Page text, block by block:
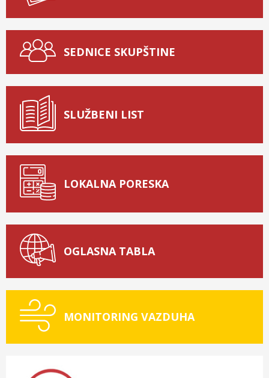
SEDNICE SKUPŠTINE
SLUŽBENI LIST
LOKALNA PORESKA
OGLASNA TABLA
MONITORING VAZDUHA